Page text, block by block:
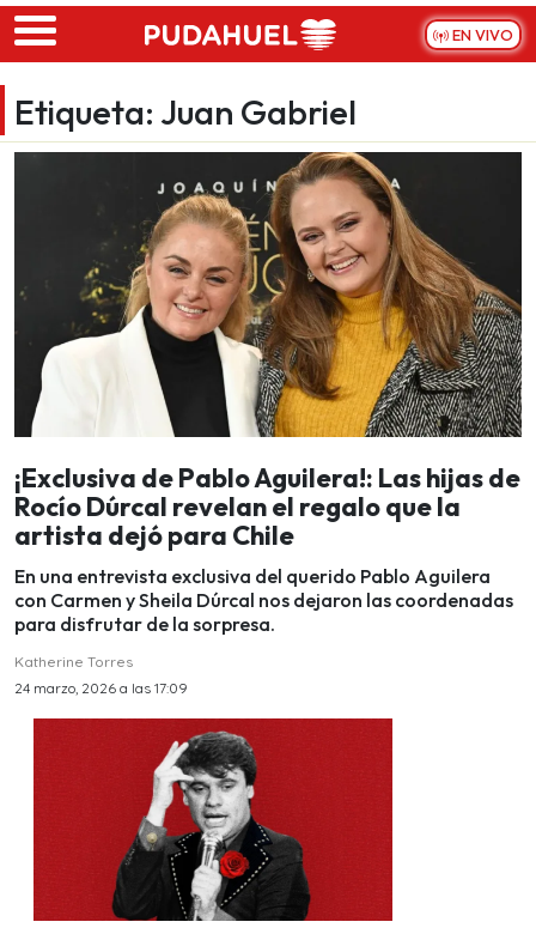
Skip to main content
EN VIVO
Etiqueta: Juan Gabriel
¡Exclusiva de Pablo Aguilera!: Las hijas de
Rocío Dúrcal revelan el regalo que la
artista dejó para Chile
En una entrevista exclusiva del querido Pablo Aguilera
con Carmen y Sheila Dúrcal nos dejaron las coordenadas
para disfrutar de la sorpresa.
Katherine Torres
24 marzo, 2026 a las 17:09